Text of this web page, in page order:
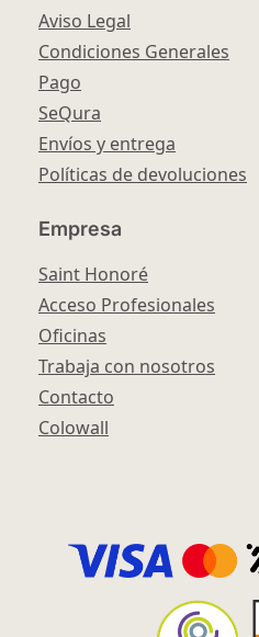
Aviso Legal
Condiciones Generales
Pago
SeQura
Envíos y entrega
Políticas de devoluciones
Empresa
Saint Honoré
Acceso Profesionales
Oficinas
Trabaja con nosotros
Contacto
Colowall